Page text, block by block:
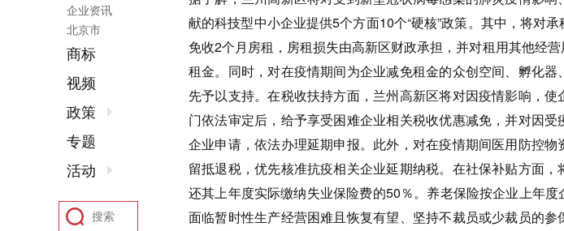
献的科技型中小企业提供5个方面10个“硬核”政策。其中，将对
免收2个月房租，房租损失由高新区财政承担，并对租用其他经
租金。同时，对在疫情期间为企业减免租金的众创空间、孵化
先予以支持。在税收扶持方面，兰州高新区将对因疫情影响，
门依法审定后，给予享受困难企业相关税收优惠减免，并对因
企业申请，依法办理延期申报。此外，对在疫情期间医用防控
留抵退税，优先核准抗疫相关企业延期纳税。在社保补贴方面
还其上年度实际缴纳失业保险费的50％。养老保险按企业上年
面临暂时性生产经营困难且恢复有望、坚持不裁员或少裁员的
企业资讯
北京市
商标
视频
政策
专题
活动